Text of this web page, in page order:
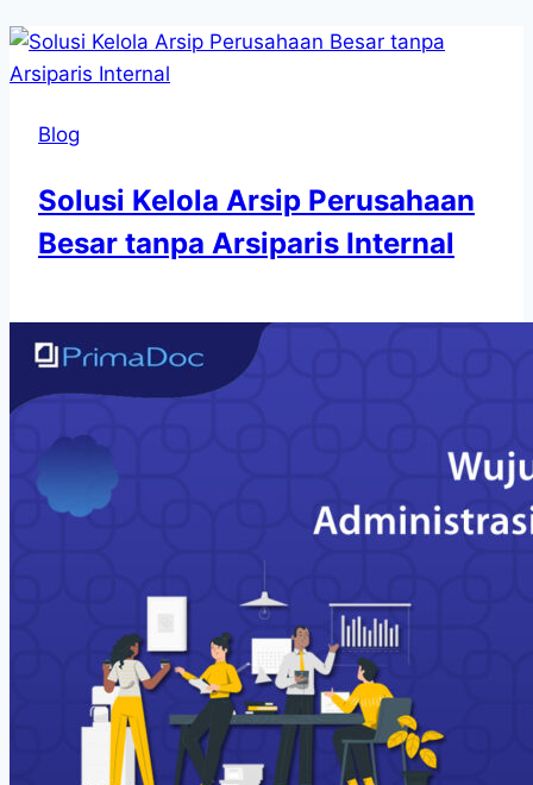
Blog
Solusi Kelola Arsip Perusahaan
Besar tanpa Arsiparis Internal